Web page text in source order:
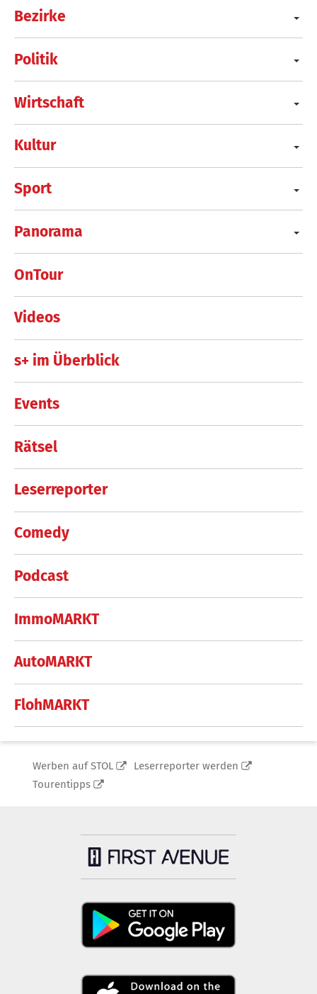
Bezirke
Politik
Wirtschaft
Kultur
Sport
Panorama
OnTour
Videos
s+ im Überblick
Events
Rätsel
Leserreporter
Comedy
Podcast
ImmoMARKT
AutoMARKT
FlohMARKT
Werben auf STOL
Leserreporter werden
Tourentipps